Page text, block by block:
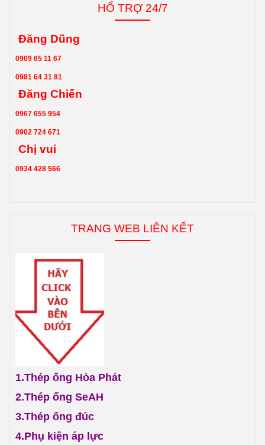
HỔ TRỢ 24/7
Đăng Dũng
0909 65 11 67
0981 64 31 81
Đăng Chiến
0967 655 954
0902 724 671
Chị vui
0934 428 566
TRANG WEB LIÊN KẾT
1.Thép ống Hòa Phát
2.Thép ống SeAH
3.Thép ống đúc
4.Phụ kiện áp lực